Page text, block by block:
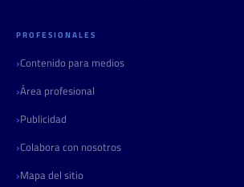
PROFESIONALES
Contenido para medios
Área profesional
Publicidad
Colabora con nosotros
Mapa del sitio